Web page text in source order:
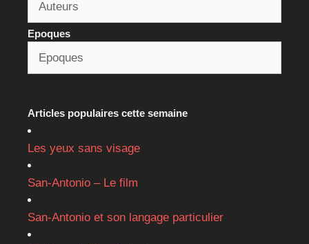
Epoques
Articles populaires cette semaine
Les yeux sans visage
San-Antonio – Le film
San-Antonio et son langage particulier